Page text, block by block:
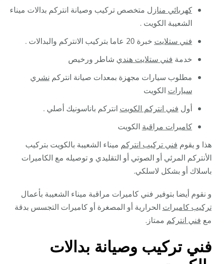
كهربائي منازل متخصص تركيب وصيانة انتركم بدالات ميناء
الشعيبة الكويت .
فني ستلايت خبرة 20 عاما بتركيب الانتركم والبدالات .
خدمة فني ستلايت هندي شاطر ورخيص
مطلوب سيارات مجهزة بمعدات صيانة انتركم نشري
سيارات الكويت
أول فني انتركم الكويت انتركم باناسونيك أصلي .
كاميرات مراقبة الكويت
هذا و يقوم فني تركيب انتركم ميناء الشعيبة بالكويت بتركيب
الأنتركم المرئي أو الصوتي أو التقليدي و توصيله مع الكاميرات
باسلاك أو بشكل لاسلكي.
و نقوم أيضا بتوفير فني كاميرات مراقبة ميناء الشعيبة بأعمال
تركيب كاميرات الحرارية أو المصغرة أو كاميرات التجسس بدقة
مع فني انتركم ممتاز.
فني تركيب وصيانة بدالات